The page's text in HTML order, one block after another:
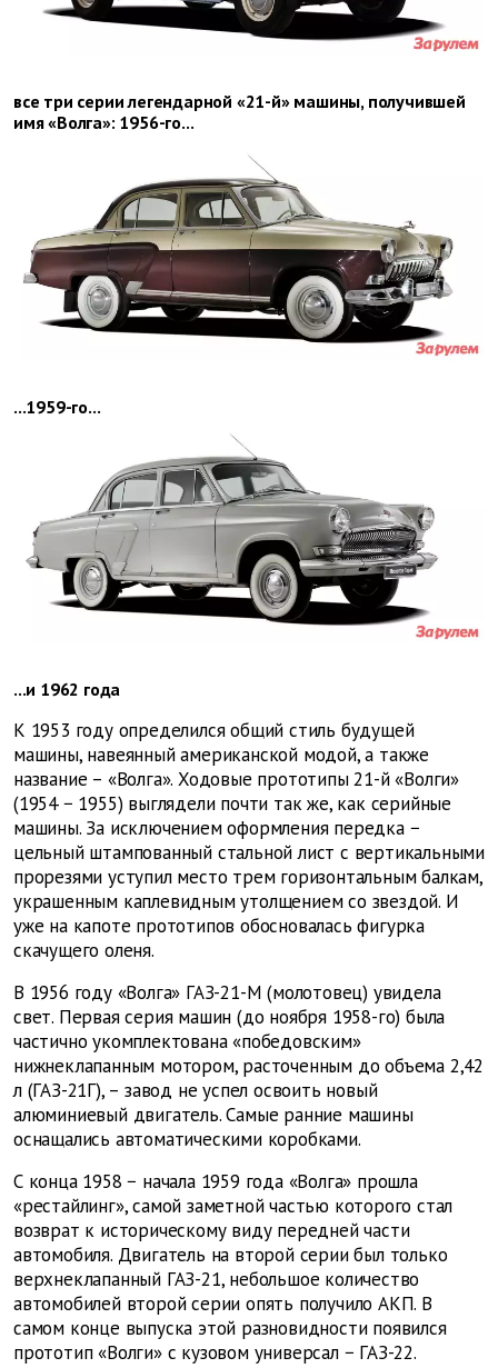
все три серии легендарной «21-й» машины, получившей
имя «Волга»: 1956-го...
...1959-го...
...и 1962 года
К 1953 году определился общий стиль будущей
машины, навеянный американской модой, а также
название – «Волга». Ходовые прототипы 21-й «Волги»
(1954 − 1955) выглядели почти так же, как серийные
машины. За исключением оформления передка −
цельный штампованный стальной лист с вертикальными
прорезями уступил место трем горизонтальным балкам,
украшенным каплевидным утолщением со звездой. И
уже на капоте прототипов обосновалась фигурка
скачущего оленя.
В 1956 году «Волга» ГАЗ-21-М (молотовец) увидела
свет. Первая серия машин (до ноября 1958-го) была
частично укомплектована «победовским»
нижнеклапанным мотором, расточенным до объема 2,42
л (ГАЗ-21Г), – завод не успел освоить новый
алюминиевый двигатель. Самые ранние машины
оснащались автоматическими коробками.
С конца 1958 − начала 1959 года «Волга» прошла
«рестайлинг», самой заметной частью которого стал
возврат к историческому виду передней части
автомобиля. Двигатель на второй серии был только
верхнеклапанный ГАЗ-21, небольшое количество
автомобилей второй серии опять получило АКП. В
самом конце выпуска этой разновидности появился
прототип «Волги» с кузовом универсал − ГАЗ-22.